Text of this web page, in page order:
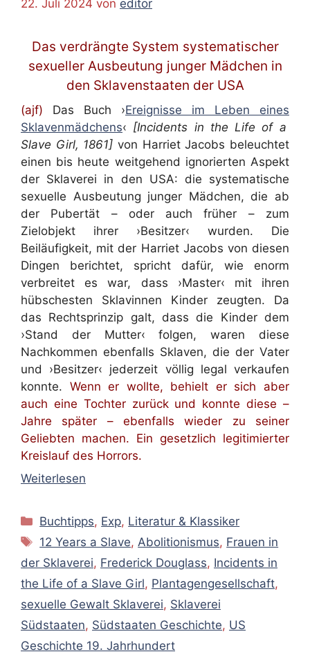
22. Juli 2024 von editor
Das verdrängte System systematischer
sexueller Ausbeutung junger Mädchen in
den Sklavenstaaten der USA
(ajf) Das Buch ›Ereignisse im Leben eines
Sklavenmädchens‹ [Incidents in the Life of a
Slave Girl, 1861] von Harriet Jacobs beleuchtet
einen bis heute weitgehend ignorierten Aspekt
der Sklaverei in den USA: die systematische
sexuelle Ausbeutung junger Mädchen, die ab
der Pubertät – oder auch früher – zum
Zielobjekt ihrer ›Besitzer‹ wurden. Die
Beiläufigkeit, mit der Harriet Jacobs von diesen
Dingen berichtet, spricht dafür, wie enorm
verbreitet es war, dass ›Master‹ mit ihren
hübschesten Sklavinnen Kinder zeugten. Da
das Rechtsprinzip galt, dass die Kinder dem
›Stand der Mutter‹ folgen, waren diese
Nachkommen ebenfalls Sklaven, die der Vater
und ›Besitzer‹ jederzeit völlig legal verkaufen
konnte. Wenn er wollte, behielt er sich aber
auch eine Tochter zurück und konnte diese –
Jahre später – ebenfalls wieder zu seiner
Geliebten machen. Ein gesetzlich legitimierter
Kreislauf des Horrors.
Weiterlesen
Kategorien
Buchtipps, Exp, Literatur & Klassiker
Schlagwörter
12 Years a Slave,Abolitionismus, Frauen in
der Sklaverei, Frederick Douglass, Incidents in
the Life of a Slave Girl, Plantagengesellschaft,
sexuelle Gewalt Sklaverei, Sklaverei
Südstaaten, Südstaaten Geschichte, US
Geschichte 19. Jahrhundert